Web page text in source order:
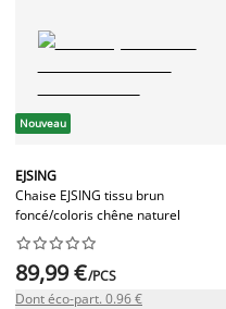
Nouveau
EJSING
Chaise EJSING tissu brun
foncé/coloris chêne naturel






89,99 €/PCS
Dont éco-part. 0.96 €